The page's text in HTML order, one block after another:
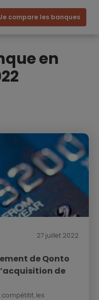
compare les banques
en
27 juillet 2022
de Qonto
de
les